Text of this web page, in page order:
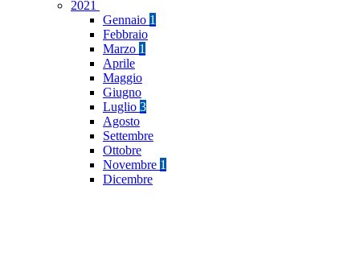
2021
Gennaio 1
Febbraio
Marzo 1
Aprile
Maggio
Giugno
Luglio 3
Agosto
Settembre
Ottobre
Novembre 1
Dicembre